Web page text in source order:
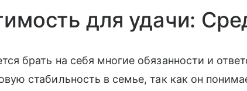
для удачи:
брать на себя многие обязанности и
стабильность в семье, так как он